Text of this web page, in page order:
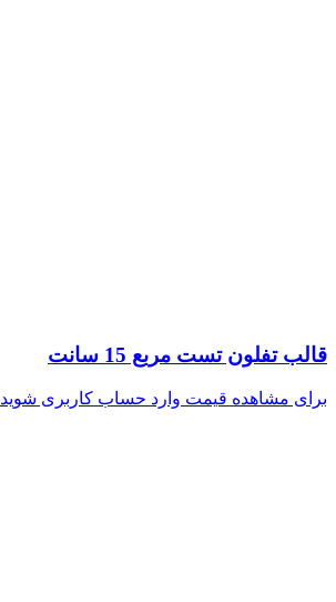
قالب تفلون تست مربع 15 سانت
برای مشاهده قیمت وارد حساب کاربری شوید